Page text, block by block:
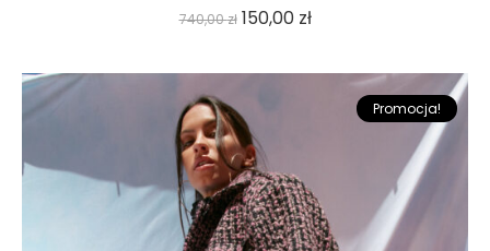
740,00zł 150,00 zł
Promocja!